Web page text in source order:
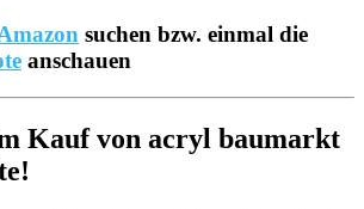
suchen bzw. einmal die
anschauen
Kauf von acryl baumarkt